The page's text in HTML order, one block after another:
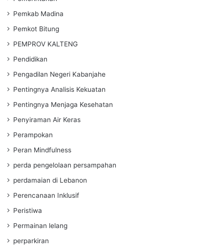
Pemkab Madina
Pemkot Bitung
PEMPROV KALTENG
Pendidikan
Pengadilan Negeri Kabanjahe
Pentingnya Analisis Kekuatan
Pentingnya Menjaga Kesehatan
Penyiraman Air Keras
Perampokan
Peran Mindfulness
perda pengelolaan persampahan
perdamaian di Lebanon
Perencanaan Inklusif
Peristiwa
Permainan lelang
perparkiran